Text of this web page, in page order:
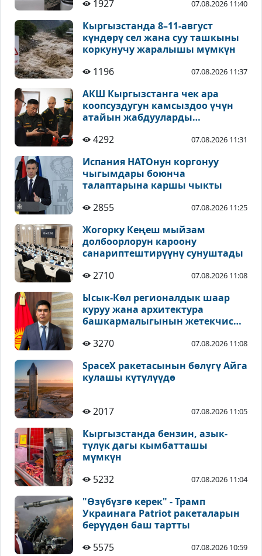
1927 07.08.2026 11:40
Кыргызстанда 8–11-август
күндөрү сел жана суу ташкыны
коркунучу жаралышы мүмкүн
1196
07.08.2026 11:37
АКШ Кыргызстанга чек ара
коопсуздугун камсыздоо үчүн
атайын жабдууларды
4292
07.08.2026 11:31
Испания НАТОнун коргонуу
чыгымдары боюнча
талаптарына каршы чыкты
2855
07.08.2026 11:25
Жогорку Кеңеш мыйзам
долбоорлорун кароону
санариптештирүүнү сунуштады
2710
07.08.2026 11:08
Ысык-Көл регионалдык шаар
куруу жана архитектура
башкармалыгынын жетекчиси
3270
07.08.2026 11:08
SpaceX ракетасынын бөлүгү Айга
кулашы күтүлүүдө
2017 07.08.2026 11:05
Кыргызстанда бензин, азык-
түлүк дагы кымбатташы
мүмкүн
5232
07.08.2026 11:04
"Өзүбүзгө керек" - Трамп
Украинага Patriot ракеталарын
берүүдөн баш тартты
5575
07.08.2026 10:59